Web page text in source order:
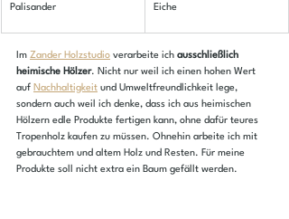
​Palisander ​Eiche
Im Zander Holzstudio verarbeite ich ausschließlich
heimische Hölzer. Nicht nur weil ich einen hohen Wert
auf Nachhaltigkeit und Umweltfreundlichkeit lege,
sondern auch weil ich denke, dass ich aus heimischen
Hölzern edle Produkte fertigen kann, ohne dafür teures
Tropenholz kaufen zu müssen. Ohnehin arbeite ich mit
gebrauchtem und altem Holz und Resten. Für meine
Produkte soll nicht extra ein Baum gefällt werden.